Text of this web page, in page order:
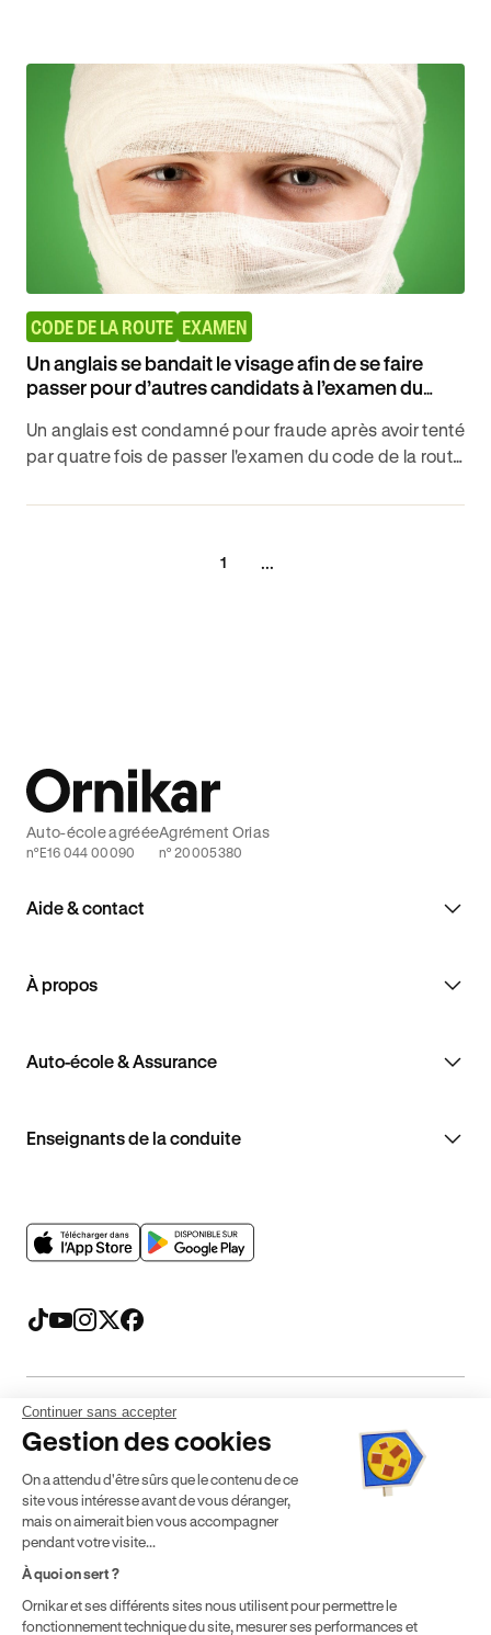
CODE DE LA ROUTE EXAMEN
Un anglais se bandait le visage afin de se faire
passer pour d’autres candidats à l’examen du
Un anglais est condamné pour fraude après avoir tenté
par quatre fois de passer l'examen du code de la route
1 ...
Aide & contact
À propos
Auto-école & Assurance
Enseignants de la conduite
Auto-école agréée
n°E16 044 00090
Agrément Orias
n° 20005380
Mentions légales CGV CGU Politique de confidentialité
* Détail des conditions de nos offres
localisation géographique et du type de formules que vous
achetez comme détaillé dans nosConditions Générales de
Continuer sans accepter
Gestion des cookies
On a attendu d'être sûrs que le contenu de ce
site vous intéresse avant de vous déranger,
mais on aimerait bien vous accompagner
pendant votre visite...
À quoi on sert ?
Ornikar et ses différents sites nous utilisent pour permettre le
fonctionnement technique du site, mesurer ses performances et